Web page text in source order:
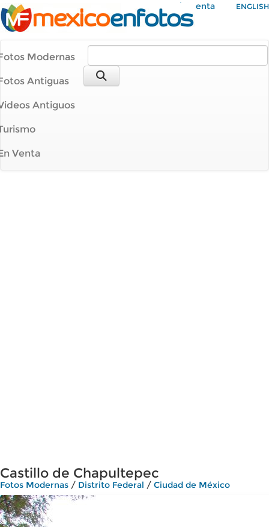
Mi Cuenta ENGLISH
Modernas
Antiguas
Antiguos
Venta
Castillo de Chapultepec
Fotos Modernas / Distrito Federal / Ciudad de México